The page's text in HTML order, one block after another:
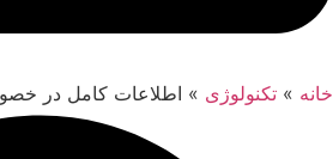
خانه » تکنولوژی » اطلاعات کامل در